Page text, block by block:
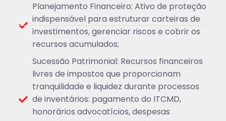
Planejamento Financeiro: Ativo de proteção
indispensável para estruturar carteiras de
investimentos, gerenciar riscos e cobrir os
recursos acumulados;
Sucessão Patrimonial: Recursos financeiros
livres de impostos que proporcionam
tranquilidade e liquidez durante processos
de inventários: pagamento do ITCMD,
honorários advocatícios, despesas